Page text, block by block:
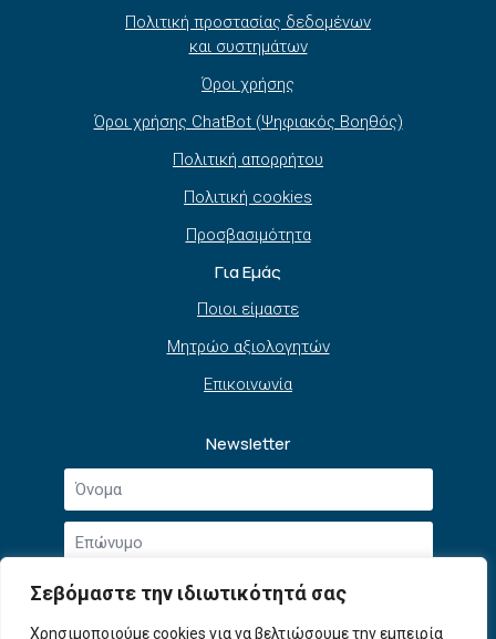
Σεβόμαστε την ιδιωτικότητά σας
Χρησιμοποιούμε cookies για να βελτιώσουμε την εμπειρία
Πολιτική προστασίας δεδομένων
και συστημάτων
Όροι χρήσης
Όροι χρήσης ChatBot (Ψηφιακός Βοηθός)
Πολιτική απορρήτου
Πολιτική cookies
Προσβασιμότητα
Για Εμάς
Ποιοι είμαστε
Μητρώο αξιολογητών
Επικοινωνία
Newsletter
Όνομα
Επώνυμο
Email
*
Συμφωνώ με την Πολιτική Απορρήτουκαι τους